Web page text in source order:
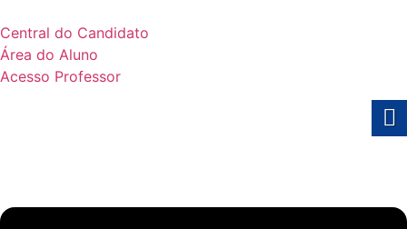
Central do Candidato
Área do Aluno
Acesso Professor